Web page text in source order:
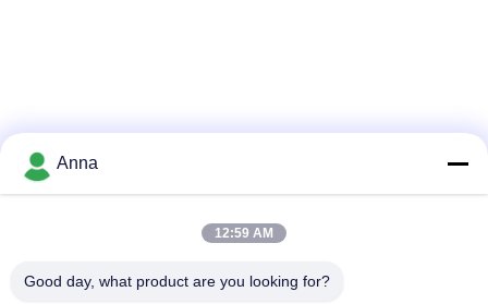
Anna
12:59 AM
Good day, what product are you looking for?